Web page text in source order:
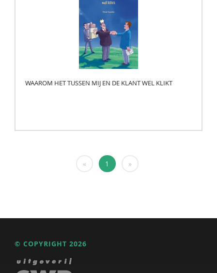
WAAROM HET TUSSEN MIJ EN DE KLANT WEL KLIKT
« 1 »
© COPYRIGHT 2026